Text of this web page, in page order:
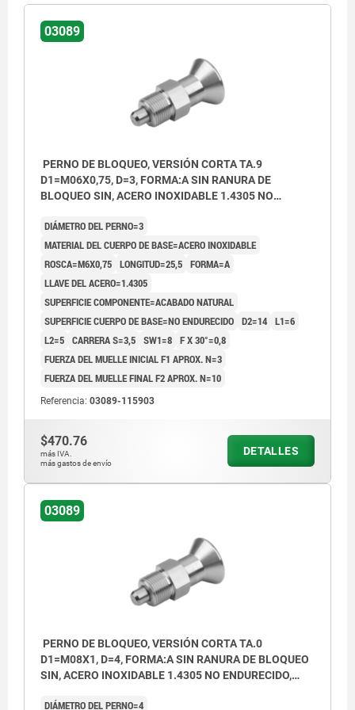
Forma A: sin ranura de bloqueo, sin
contratuerca
Forma B: sin ranura de bloqueo, con
Forma C: con ranura de bloqueo, sin
Forma D: con ranura de bloqueo, con
contratuerca
03089
PERNO DE BLOQUEO, VERSIÓN CORTA TA.9
D1=M06X0,75, D=3, FORMA:A SIN RANURA DE
BLOQUEO SIN, ACERO INOXIDABLE 1.4305 NO
ACABADO NATURAL
DIÁMETRO DEL PERNO=3
MATERIAL DEL CUERPO DE BASE=ACERO INOXIDABLE
ROSCA=M6X0,75 LONGITUD=25,5 FORMA=A
LLAVE DEL ACERO=1.4305
SUPERFICIE COMPONENTE=ACABADO NATURAL
SUPERFICIE CUERPO DE BASE=NO ENDURECIDO D2=14 L1=6
L2=5 CARRERA S=3,5 SW1=8 F X 30°=0,8
FUERZA DEL MUELLE INICIAL F1 APROX. N=3
FUERZA DEL MUELLE FINAL F2 APROX. N=10
Referencia: 03089-115903
$470.76
más IVA.
más gastos de envío
DETALLES
03089
PERNO DE BLOQUEO, VERSIÓN CORTA TA.0
D1=M08X1, D=4, FORMA:A SIN RANURA DE BLOQUEO
SIN, ACERO INOXIDABLE 1.4305 NO ENDURECIDO,
NATURAL
DIÁMETRO DEL PERNO=4